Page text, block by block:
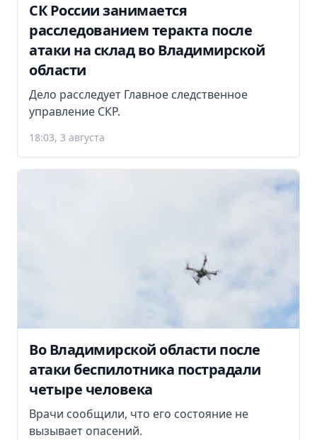
СК России занимается
расследованием теракта после
атаки на склад во Владимирской
области
Дело расследует Главное следственное
управление СКР.
18:03, 3 августа
Во Владимирской области после
атаки беспилотника пострадали
четыре человека
Врачи сообщили, что его состояние не
вызывает опасений.